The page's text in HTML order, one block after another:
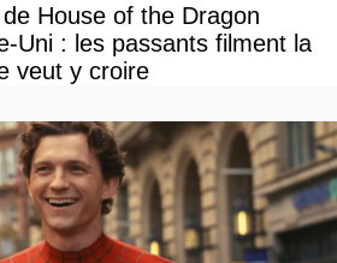
House of the Dragon
Uni : les passants filment la
veut y croire